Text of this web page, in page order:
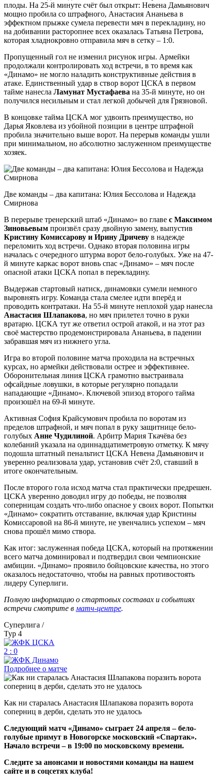
плоды. На 25-й минуте счёт был открыт: Невена Дамьянович
мощно пробила со штрафного, Анастасия Ананьева в
эффектном прыжке сумела перевести мяч в перекладину, но
на добивании расторопнее всех оказалась Татьяна Петрова,
которая хладнокровно отправила мяч в сетку – 1:0.
Пропущенный гол не изменил рисунок игры. Армейки
продолжали контролировать ход встречи, в то время как
«Динамо» не могло наладить конструктивные действия в
атаке. Единственный удар в створ ворот ЦСКА в первом
тайме нанесла Ламунат Мустафаева на 35-й минуте, но он
получился несильным и стал легкой добычей для Грязновой.
В концовке тайма ЦСКА мог удвоить преимущество, но
Дарья Яковлева из убойной позиции в центре штрафной
пробила значительно выше ворот. На перерыв команды ушли
при минимальном, но абсолютно заслуженном преимуществе
хозяек.
Две команды – два капитана: Юлия Бессолова и Надежда
Смирнова
В перерыве тренерский штаб «Динамо» во главе с Максимом
Зиновьевым произвёл сразу двойную замену, выпустив
Кристину Комиссарову и Ирину Дричеву в надежде
переломить ход встречи. Однако вторая половина игры
началась с очередного штурма ворот бело-голубых. Уже на 47-
й минуте каркас ворот вновь спас «Динамо» – мяч после
опасной атаки ЦСКА попал в перекладину.
Выдержав стартовый натиск, динамовки сумели немного
выровнять игру. Команда стала смелее идти вперёд и
проводить контратаки. На 55-й минуте неплохой удар нанесла
Анастасия Шлапакова, но мяч прилетел точно в руки
вратарю. ЦСКА тут же ответил острой атакой, и на этот раз
своё мастерство продемонстрировала Ананьева, в падении
забравшая мяч из нижнего угла.
Игра во второй половине матча проходила на встречных
курсах, но армейки действовали острее и эффективнее.
Оборонительная линия ЦСКА грамотно выстраивала
офсайдные ловушки, в которые регулярно попадали
нападающие «Динамо». Ключевой эпизод второго тайма
произошёл на 69-й минуте.
Активная София Крайсумович пробила по воротам из
пределов штрафной, и мяч попал в руку защитнице бело-
голубых Анне Чудилиной. Арбитр Мария Ткачёва без
колебаний указала на одиннадцатиметровую отметку. К мячу
подошла штатный пенальтист ЦСКА Невена Дамьянович и
уверенно реализовала удар, установив счёт 2:0, ставший в
итоге окончательным.
После второго гола исход матча стал практически предрешен.
ЦСКА уверенно доводил игру до победы, не позволяя
соперницам создать что-либо опасное у своих ворот. Попытки
«Динамо» сократить отставание, включая удар Кристины
Комиссаровой на 86-й минуте, не увенчались успехом – мяч
снова прошёл мимо створа.
Как итог: заслуженная победа ЦСКА, который на протяжении
всего матча доминировал и подтвердил свои чемпионские
амбиции. «Динамо» проявило бойцовские качества, но этого
оказалось недостаточно, чтобы на равных противостоять
лидеру Суперлиги.
Полную информацию о стартовых составах и событиях
встречи смотрите в матч-центре.
Суперлига /
Тур 4
2 : 0
Подробнее о матче
Как ни старалась Анастасия Шлапакова поразить ворота
соперниц в дерби, сделать это не удалось
Следующий матч «Динамо» сыграет 24 апреля – бело-
голубые примут в Новогорске московский «Спартак».
Начало встречи – в 19:00 по московскому времени.
Следите за анонсами и новостями команды на нашем
сайте и в соцсетях клуба!